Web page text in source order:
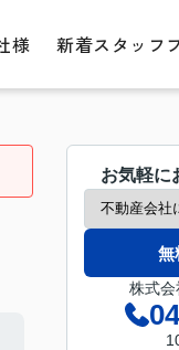
様 新着スタッフ
お気軽に
無
株式